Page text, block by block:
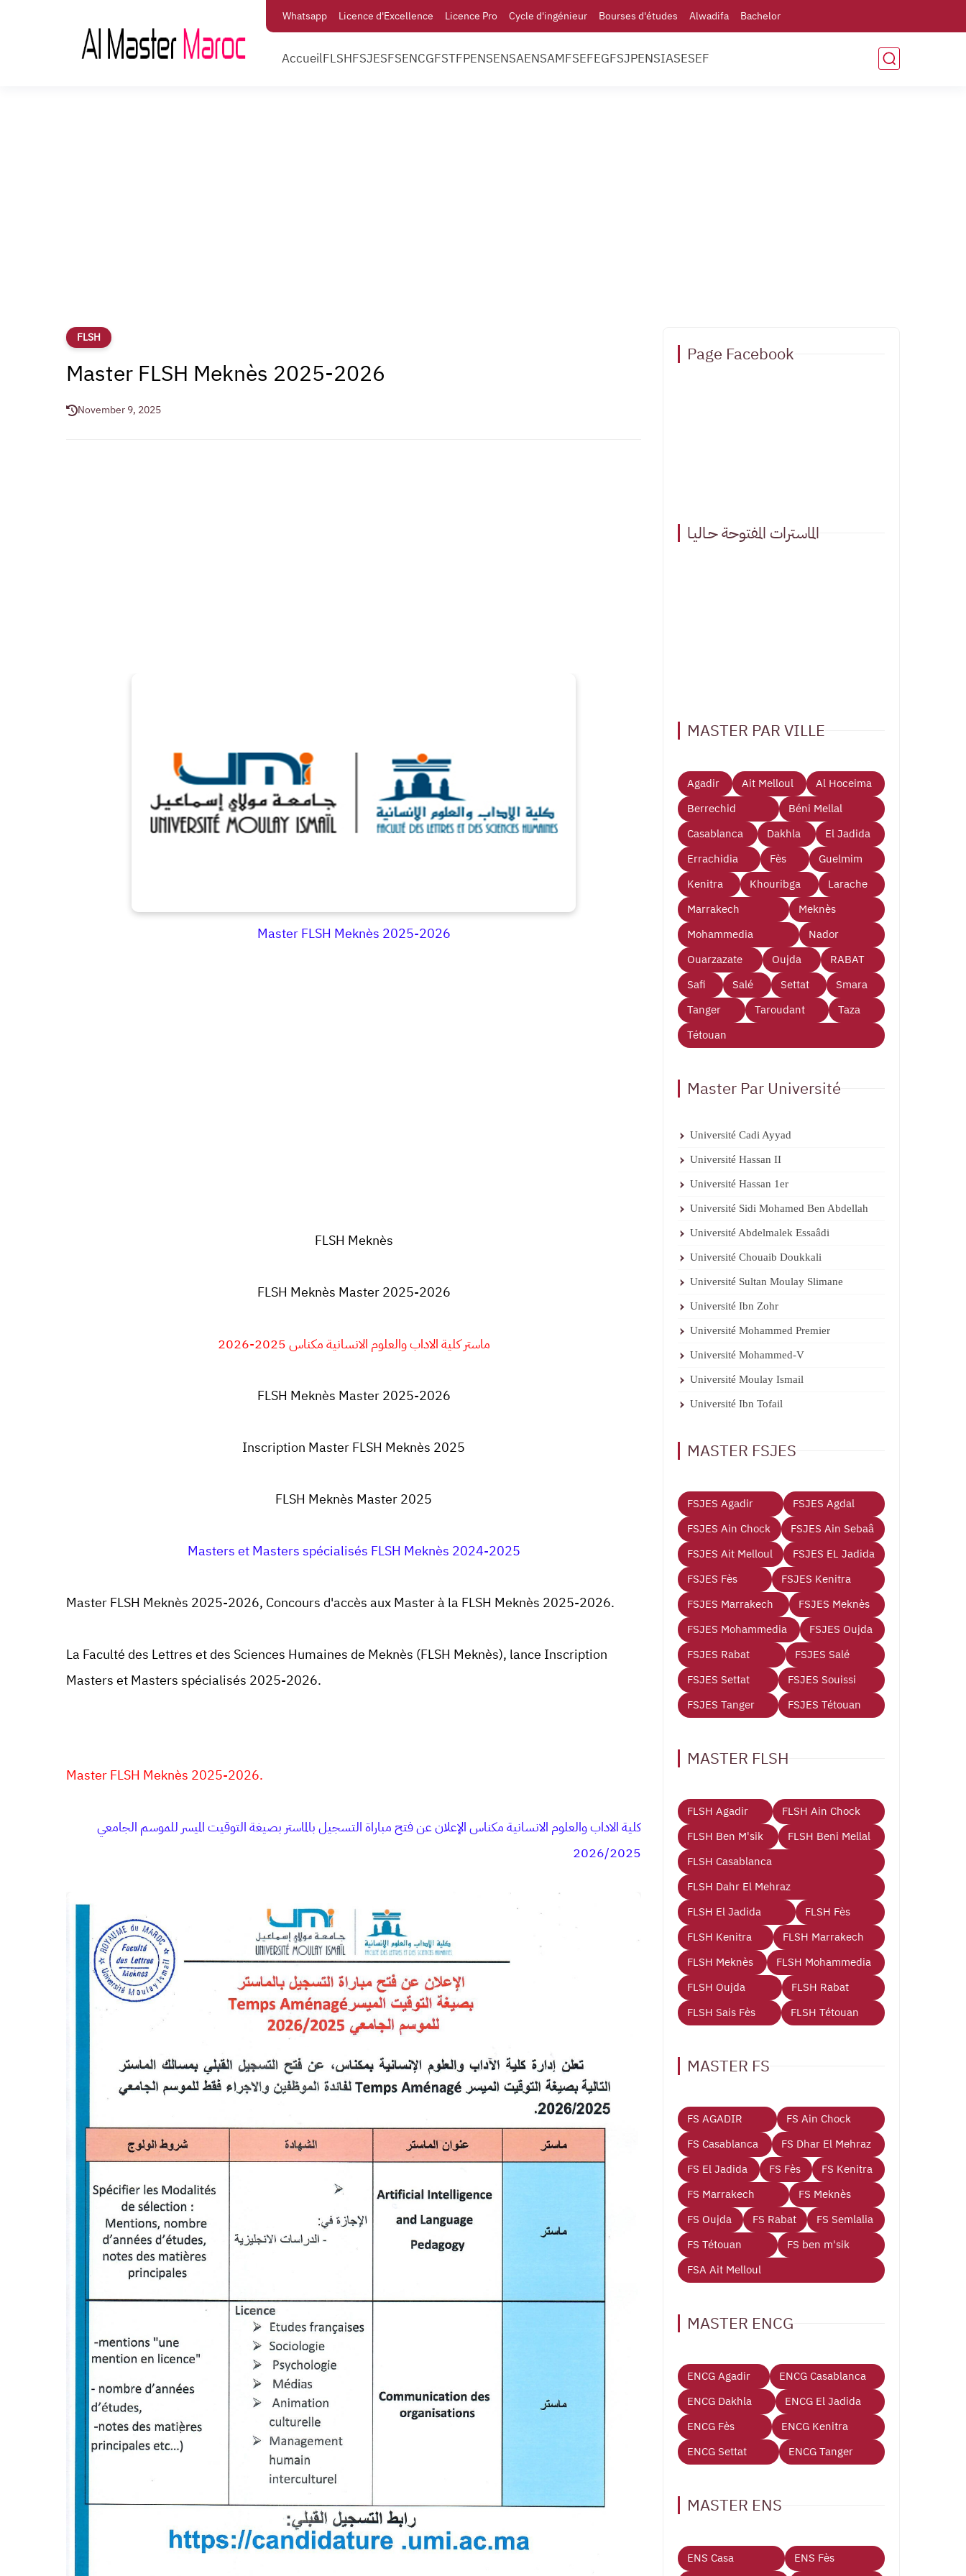
Whatsapp Licence d'Excellence Licence Pro Cycle d'ingénieur Bourses d'études Alwadifa Bachelor
AccueilFLSHFSJESFSENCGFSTFPENSENSAENSAMFSEFEGFSJPENSIASESEF
FLSH
Master FLSH Meknès 2025-2026
November 9, 2025
Master FLSH Meknès 2025-2026
FLSH Meknès
FLSH Meknès Master 2025-2026
ماستر كلية الاداب والعلوم الانسانية مكناس 2025-2026
FLSH Meknès Master 2025-2026
Inscription Master FLSH Meknès 2025
FLSH Meknès Master 2025
Masters et Masters spécialisés FLSH Meknès 2024-2025
Master FLSH Meknès 2025-2026, Concours d'accès aux Master à laFLSH Meknès 2025-2026.
La Faculté des Lettres et des Sciences Humaines de Meknès (FLSH Meknès), lance Inscription
Masters et Masters spécialisés 2025-2026.
Master FLSH Meknès 2025-2026.
كلية الاداب والعلوم الانسانية مكناس الإعلان عن فتح مباراة التسجيل بالماستر بصيغة التوقيت الميسر للموسم الجامعي
Page Facebook
الماسترات المفتوحة حـاليـا
MASTER PAR VILLE
Agadir Ait Melloul
Al Hoceima
Berrechid
Béni Mellal
Casablanca
Dakhla
El Jadida
Errachidia
Fès
Guelmim
Kenitra
Khouribga
Larache
Marrakech
Meknès
Mohammedia
Nador
Ouarzazate
Oujda
RABAT
Safi
Salé Settat
Smara
Tanger
Taroudant
Taza
Tétouan
Master Par Université
Université Cadi Ayyad
Université Hassan II
Université Hassan 1er
Université Sidi Mohamed Ben Abdellah
Université Abdelmalek Essaâdi
Université Chouaib Doukkali
Université Sultan Moulay Slimane
Université Ibn Zohr
Université Mohammed Premier
Université Mohammed-V
Université Moulay Ismail
Université Ibn Tofail
MASTER FSJES
FSJES Agadir
FSJES Agdal
FSJES Ain Chock
FSJES Ain Sebaâ
FSJES Ait Melloul
FSJES EL Jadida
FSJES Fès
FSJES Kenitra
FSJES Marrakech
FSJES Meknès
FSJES Mohammedia
FSJES Oujda
FSJES Rabat
FSJES Salé
FSJES Settat
FSJES Souissi
FSJES Tanger
FSJES Tétouan
MASTER FLSH
FLSH Agadir
FLSH Ain Chock
FLSH Ben M'sik
FLSH Beni Mellal
FLSH Casablanca
FLSH Dahr El Mehraz
FLSH El Jadida
FLSH Fès
FLSH Kenitra
FLSH Marrakech
FLSH Meknès
FLSH Mohammedia
FLSH Oujda
FLSH Rabat
FLSH Sais Fès
FLSH Tétouan
MASTER FS
FS AGADIR
FS Ain Chock
FS Casablanca
FS Dhar El Mehraz
FS El Jadida
FS Fès
FS Kenitra
FS Marrakech
FS Meknès
FS Oujda
FS Rabat
FS Semlalia
FS Tétouan
FS ben m'sik
FSA Ait Melloul
MASTER ENCG
ENCG Agadir
ENCG Casablanca
ENCG Dakhla
ENCG El Jadida
ENCG Fès
ENCG Kenitra
ENCG Settat
ENCG Tanger
MASTER ENS
ENS Casa
ENS Fès